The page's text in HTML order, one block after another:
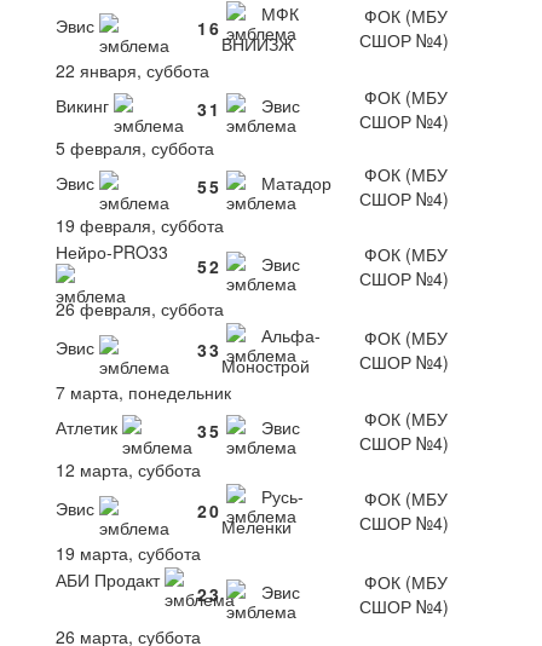
Эвис
1 6
МФК
ВНИИЗЖ
ФОК (МБУ
СШОР №4)
22 января, суббота
Викинг
31 Эвис
ФОК (МБУ
СШОР №4)
5 февраля, суббота
Эвис
55 Матадор
ФОК (МБУ
СШОР №4)
19 февраля, суббота
Нейро-PRO33
52 Эвис
ФОК (МБУ
СШОР №4)
26 февраля, суббота
Эвис
33
Альфа-
Монострой
ФОК (МБУ
СШОР №4)
7 марта, понедельник
Атлетик
35 Эвис
ФОК (МБУ
СШОР №4)
12 марта, суббота
Эвис
20
Русь-
Меленки
ФОК (МБУ
СШОР №4)
19 марта, суббота
АБИ Продакт
23 Эвис
ФОК (МБУ
СШОР №4)
26 марта, суббота